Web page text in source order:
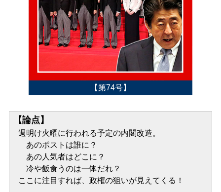
【第74号】
【論点】
週明け火曜に行われる予定の内閣改造。
あのポストは誰に？
あの人気者はどこに？
冷や飯食うのは一体だれ？
ここに注目すれば、政権の狙いが見えてくる！